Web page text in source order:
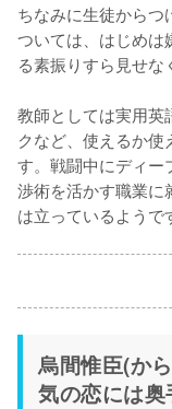
ちなみに生徒からつ
ついては、はじめは
る素振りすら見せな
教師としては実用英
クなど、使えるか
す。戦闘中にディー
渉術を活かす職業に
は立っているようで
烏間惟臣(か
気の恋には